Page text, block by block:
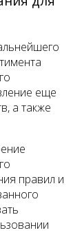
еще
а также
правил и